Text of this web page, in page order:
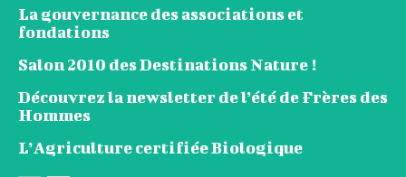
La gouvernance des associations et
fondations
Salon 2010 des Destinations Nature !
Découvrez la newsletter de l’été de Frères des
Hommes
L’Agriculture certifiée Biologique